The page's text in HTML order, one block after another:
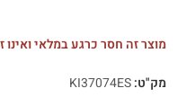
מוצר זה חסר כרגע במלאי ואינו
מק"ט:KI37074ES